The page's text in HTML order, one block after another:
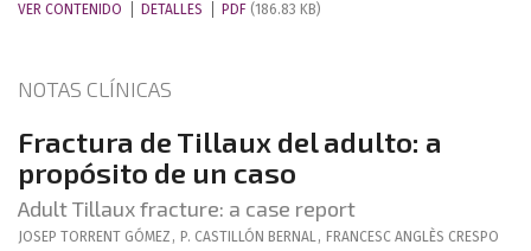
VER CONTENIDO DETALLES PDF (186.83 KB)
NOTAS CLÍNICAS
Fractura de Tillaux del adulto: a
propósito de un caso
Adult Tillaux fracture: a case report
JOSEP TORRENT GÓMEZ , P. CASTILLÓN BERNAL, FRANCESC ANGLÈS CRESPO